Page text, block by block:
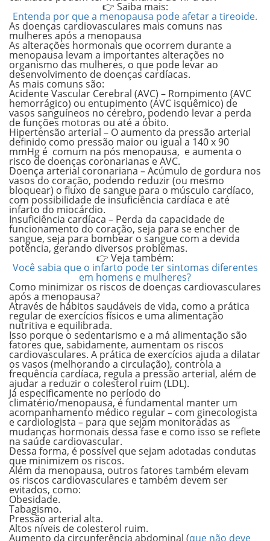
👉 Saiba mais:
Entenda por que a menopausa pode afetar a tireoide.
As doenças cardiovasculares mais comuns nas
mulheres após a menopausa
As alterações hormonais que ocorrem durante a
menopausa levam a importantes alterações no
organismo das mulheres, o que pode levar ao
desenvolvimento de doenças cardíacas.
As mais comuns são:
Acidente Vascular Cerebral (AVC) – Rompimento (AVC
hemorrágico) ou entupimento (AVC isquêmico) de
vasos sanguíneos no cérebro, podendo levar a perda
de funções motoras ou até a óbito.
Hipertensão arterial – O aumento da pressão arterial
definido como pressão maior ou igual a 140 x 90
mmHg é comum na pós menopausa, e aumenta o
risco de doenças coronarianas e AVC.
Doença arterial coronariana – Acúmulo de gordura nos
vasos do coração, podendo reduzir (ou mesmo
bloquear) o fluxo de sangue para o músculo cardíaco,
com possibilidade de insuficiência cardíaca e até
infarto do miocárdio.
Insuficiência cardíaca – Perda da capacidade de
funcionamento do coração, seja para se encher de
sangue, seja para bombear o sangue com a devida
potência, gerando diversos problemas.
👉 Veja também:
Você sabia que o infarto pode ter sintomas diferentes
em homens e mulheres?
Como minimizar os riscos de doenças cardiovasculares
após a menopausa?
Através de hábitos saudáveis de vida, como a prática
regular de exercícios físicos e uma alimentação
nutritiva e equilibrada.
Isso porque o sedentarismo e a má alimentação são
fatores que, sabidamente, aumentam os riscos
cardiovasculares. A prática de exercícios ajuda a dilatar
os vasos (melhorando a circulação), controla a
frequência cardíaca, regula a pressão arterial, além de
ajudar a reduzir o colesterol ruim (LDL).
Já especificamente no período do
climatério/menopausa, é fundamental manter um
acompanhamento médico regular – com ginecologista
e cardiologista – para que sejam monitoradas as
mudanças hormonais dessa fase e como isso se reflete
na saúde cardiovascular.
Dessa forma, é possível que sejam adotadas condutas
que minimizem os riscos.
Além da menopausa, outros fatores também elevam
os riscos cardiovasculares e também devem ser
evitados, como:
Obesidade.
Tabagismo.
Pressão arterial alta.
Altos níveis de colesterol ruim.
Aumento da circunferência abdominal (que não deve